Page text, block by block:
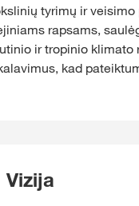
tyrimų ir
rapsams,
ir tropinio klimato
kad
Vizija